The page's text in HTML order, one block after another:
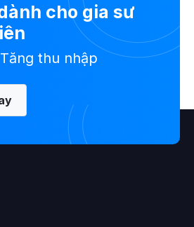
cho gia sư
thu nhập